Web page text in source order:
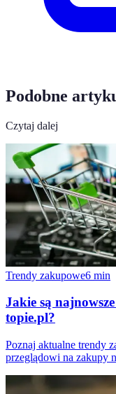
Podobne
Czytaj dalej
Trendy zakupowe6 min
Jakie są
topie.pl?
Poznaj aktualne trendy
przeglądowi na zakupy